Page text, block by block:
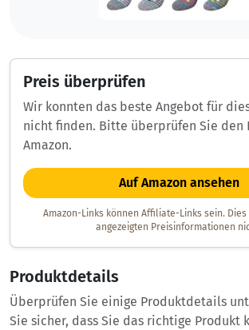
Preis überprüfen
Wir konnten das beste Angebot für
nicht finden. Bitte überprüfen Sie den
Amazon.
Auf Amazon ansehen
Amazon-Links können Affiliate-Links sein.
angezeigten Preisinformationen
Produktdetails
Überprüfen Sie einige Produktdetails
Sie sicher, dass Sie das richtige Produkt